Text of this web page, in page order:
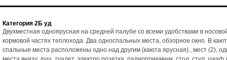
Категория 2Б уд
Двухместная одноярусная на средней палубе со всеми удобствами в
кормовой частях теплохода. Два односпальных места, обзорное окно. В
спальные места расположены одно над другим (каюта ярусная)., мест (2),